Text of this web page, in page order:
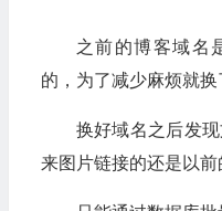
之前的博客域名
的，为了减少麻烦就换
换好域名之后发
来图片链接的还是以前